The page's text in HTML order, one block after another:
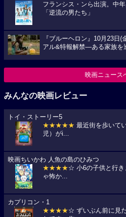
フランシス・ンら出演。中
「逆流の男たち」
『ブルーヘロン』10月23日
アル&特報解禁―ある家族を
映画ニュース
みんなの映画レビュー
トイ・ストーリー5
★★★★★ 最近街を歩いて
児）がi...
映画ちいかわ 人魚の島のひみつ
★★★★☆ 小6の子供と行き
ゃ怖か...
カプリコン・1
★★★★☆ ずいぶん前に見